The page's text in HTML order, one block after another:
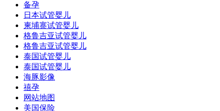
备孕
日本试管婴儿
柬埔寨试管婴儿
格鲁吉亚试管婴儿
格鲁吉亚试管婴儿
泰国试管婴儿
泰国试管婴儿
海豚影像
禧孕
网站地图
美国保险